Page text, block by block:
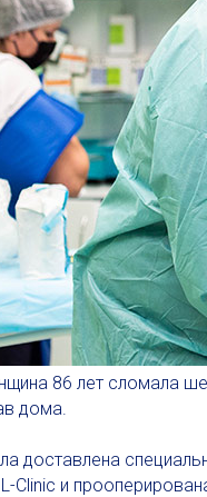
86 лет сломала
дома.
доставлена
Clinic и